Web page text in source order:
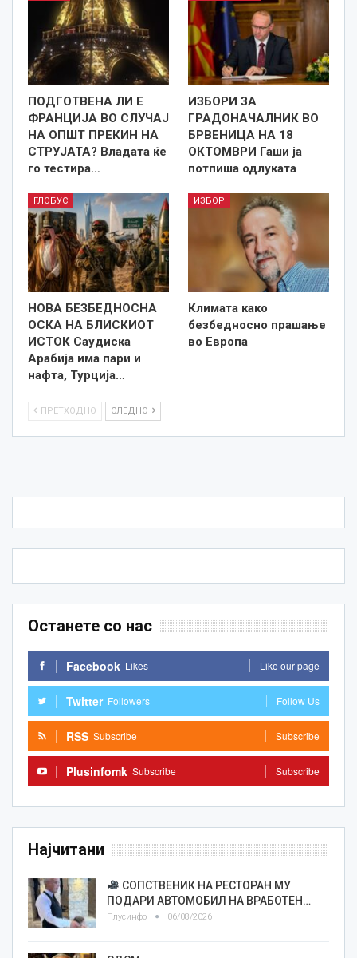
ПОДГОТВЕНА ЛИ Е
ФРАНЦИЈА ВО СЛУЧАЈ
НА ОПШТ ПРЕКИН НА
СТРУЈАТА? Владата ќе
го тестира…
ИЗБОРИ ЗА
ГРАДОНАЧАЛНИК ВО
БРВЕНИЦА НА 18
ОКТОМВРИ Гаши ја
потпиша одлуката
ГЛОБУС
НОВА БЕЗБЕДНОСНА
ОСКА НА БЛИСКИОТ
ИСТОК Саудиска
Арабија има пари и
нафта, Турција…
ИЗБОР
Климата како
безбедносно прашање
во Европа
ПРЕТХОДНО СЛЕДНО
Останете со нас
Facebook Likes Like our page
Twitter Followers Follow Us
RSS Subscribe Subscribe
Plusinfomk Subscribe Subscribe
Најчитани
СОПСТВЕНИК НА РЕСТОРАН МУ
ПОДАРИ АВТОМОБИЛ НА ВРАБОТЕН…
Плусинфо 06/08/2026